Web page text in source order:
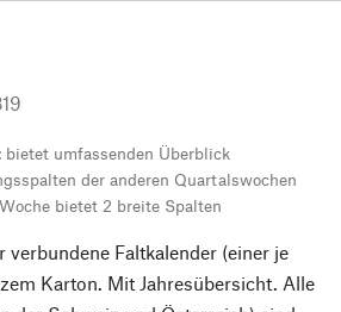
bietet umfassenden Überblick
der anderen Quartalswochen
bietet 2 breite Spalten
verbundene Faltkalender (einer je
Karton. Mit Jahresübersicht. Alle